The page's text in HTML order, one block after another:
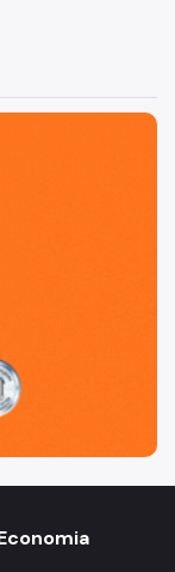
e sustentável